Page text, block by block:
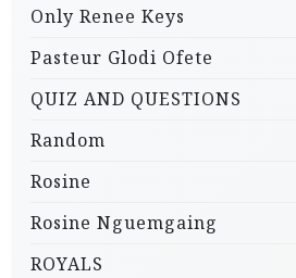
Only Renee Keys
Pasteur Glodi Ofete
QUIZ AND QUESTIONS
Random
Rosine
Rosine Nguemgaing
ROYALS